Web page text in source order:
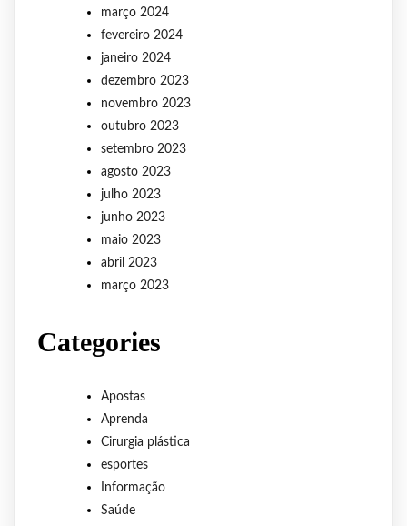
março 2024
fevereiro 2024
janeiro 2024
dezembro 2023
novembro 2023
outubro 2023
setembro 2023
agosto 2023
julho 2023
junho 2023
maio 2023
abril 2023
março 2023
Categories
Apostas
Aprenda
Cirurgia plástica
esportes
Informação
Saúde